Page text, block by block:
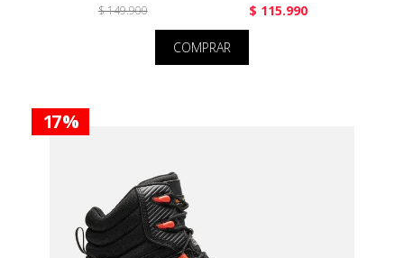
$ 149.900 $ 115.990
COMPRAR
17 %